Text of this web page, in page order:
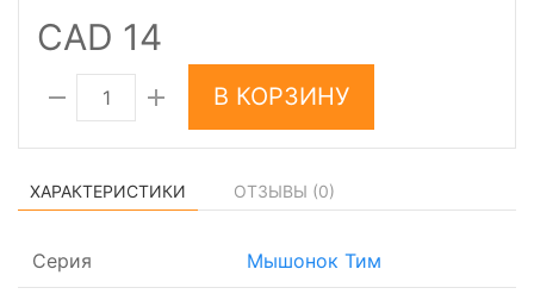
CAD 14
В КОРЗИНУ
ХАРАКТЕРИСТИКИ ОТЗЫВЫ (0)
Серия Мышонок Тим